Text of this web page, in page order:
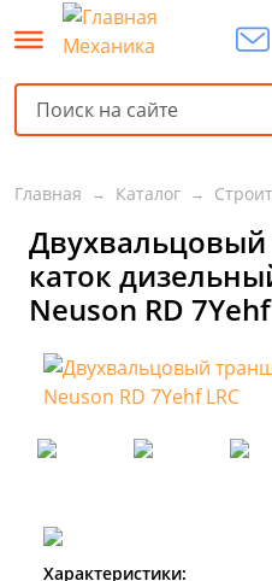
Главная Каталог
каток
Neuson RD
Характеристики: